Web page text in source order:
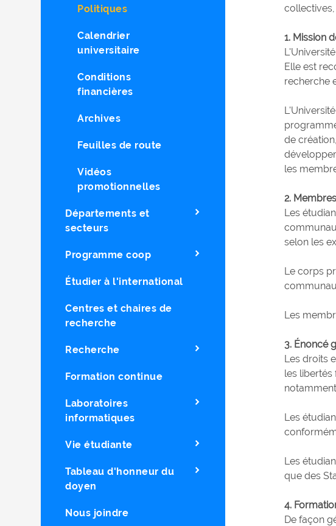
Politiques
Calendrier
universitaire
Conditions
financières
Archives
Feuilles de route
Vidéos
promotionnelles
Départements et
secteurs
Programme coop
Étudier à l'international
Centres et chaires de
recherche
Recherche
Formation continue
Laboratoires
informatiques
Vie étudiante
Tableau d'honneur du
doyen
Nous joindre
1. Mission
Elle est
recherche
de
les
2.
Les
selon les
Le corps
Les
3. Énoncé
Les droits
les libertés
Les
Les
que des
4.
De façon